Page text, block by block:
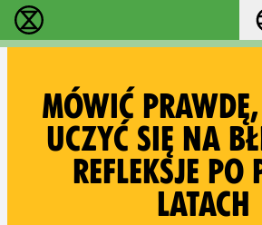
Extinction Rebellion - Home
MÓWIĆ
UCZYĆ SIĘ NA
REFLEKSJE PO
LATACH